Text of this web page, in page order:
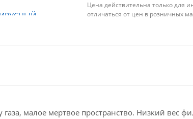
Цена действительна только для
отличаться от цен в розничных
малое мертвое пространство. Низкий вес